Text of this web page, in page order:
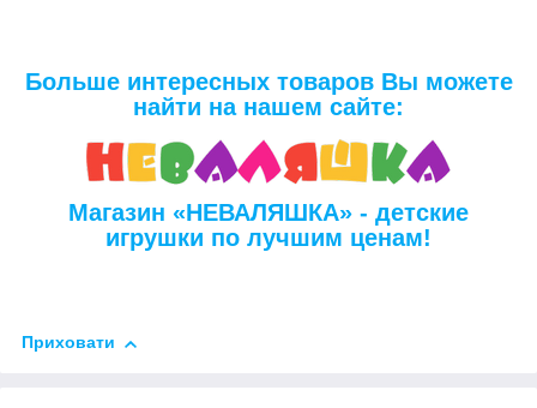
Больше интересных товаров Вы можете
найти на нашем сайте:
Магазин «НЕВАЛЯШКА» - детские
игрушки по лучшим ценам!
Приховати